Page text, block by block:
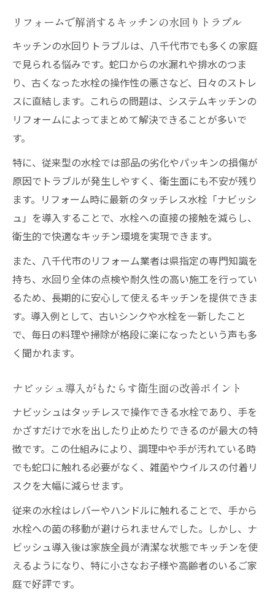
リフォームで解消するキッチンの水回りトラブル
キッチンの水回りトラブルは、八千代市でも多くの家庭
で見られる悩みです。蛇口からの水漏れや排水のつま
り、古くなった水栓の操作性の悪さなど、日々のストレ
スに直結します。これらの問題は、システムキッチンの
リフォームによってまとめて解決できることが多いで
す。
特に、従来型の水栓では部品の劣化やパッキンの損傷が
原因でトラブルが発生しやすく、衛生面にも不安が残り
ます。リフォーム時に最新のタッチレス水栓「ナビッシ
ュ」を導入することで、水栓への直接の接触を減らし、
衛生的で快適なキッチン環境を実現できます。
また、八千代市のリフォーム業者は県指定の専門知識を
持ち、水回り全体の点検や耐久性の高い施工を行ってい
るため、長期的に安心して使えるキッチンを提供できま
す。導入例として、古いシンクや水栓を一新したこと
で、毎日の料理や掃除が格段に楽になったという声も多
く聞かれます。
ナビッシュ導入がもたらす衛生面の改善ポイント
ナビッシュはタッチレスで操作できる水栓であり、手を
かざすだけで水を出したり止めたりできるのが最大の特
徴です。この仕組みにより、調理中や手が汚れている時
でも蛇口に触れる必要がなく、雑菌やウイルスの付着リ
スクを大幅に減らせます。
従来の水栓はレバーやハンドルに触れることで、手から
水栓への菌の移動が避けられませんでした。しかし、ナ
ビッシュ導入後は家族全員が清潔な状態でキッチンを使
えるようになり、特に小さなお子様や高齢者のいるご家
庭で好評です。